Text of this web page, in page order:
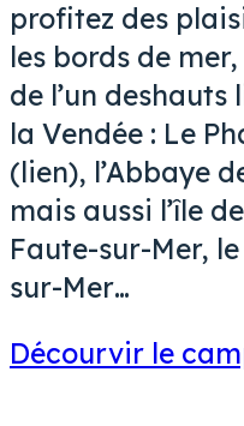
profitez des
les bords de
de l’un
la Vendée : Le
(lien), l’Abbaye
mais aussi l’île
Faute-sur-Mer,
sur-Mer…
Décourvir le